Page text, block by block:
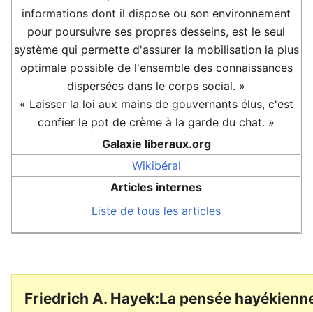
informations dont il dispose ou son environnement
pour poursuivre ses propres desseins, est le seul
système qui permette d'assurer la mobilisation la plus
optimale possible de l'ensemble des connaissances
dispersées dans le corps social. »
« Laisser la loi aux mains de gouvernants élus, c'est
confier le pot de crème à la garde du chat. »
Galaxie liberaux.org
Wikibéral
Articles internes
Liste de tous les articles
Friedrich A. Hayek:La pensée